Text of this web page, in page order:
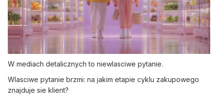
W mediach detalicznych to niewlasciwe pytanie.
Wlasciwe pytanie brzmi: na jakim etapie cyklu zakupowego
znajduje sie klient?